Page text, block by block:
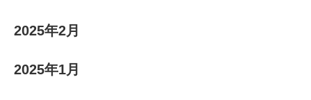
2025年2月
2025年1月